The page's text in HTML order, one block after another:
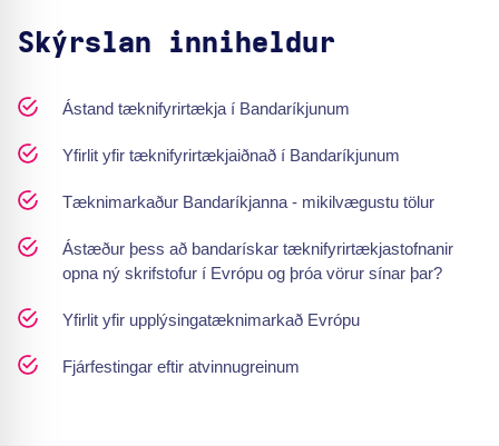
Skýrslan inniheldur
Ástand tæknifyrirtækja í Bandaríkjunum
Yfirlit yfir tæknifyrirtækjaiðnað í Bandaríkjunum
Tæknimarkaður Bandaríkjanna - mikilvægustu tölur
Ástæður þess að bandarískar tæknifyrirtækjastofnanir
opna ný skrifstofur í Evrópu og þróa vörur sínar þar?
Yfirlit yfir upplýsingatæknimarkað Evrópu
Fjárfestingar eftir atvinnugreinum